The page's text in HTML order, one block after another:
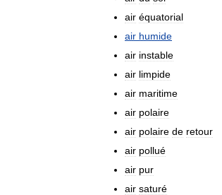
air équatorial
air humide
air instable
air limpide
air maritime
air polaire
air polaire de retour
air pollué
air pur
air saturé